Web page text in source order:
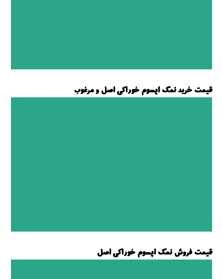
قیمت خرید نمک اپسوم خوراکی اصل و مرغوب
قیمت فروش نمک اپسوم خوراکی اصل